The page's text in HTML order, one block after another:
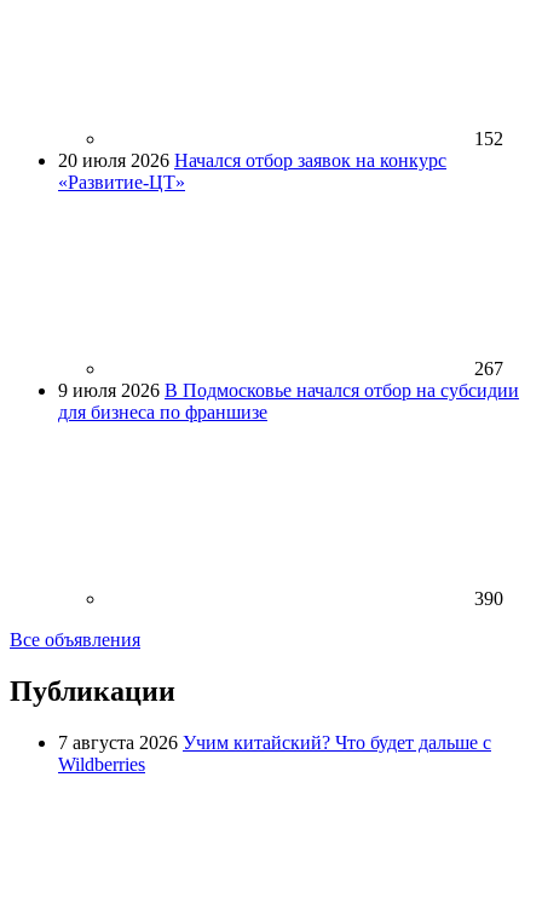
152
20 июля 2026 Начался отбор заявок на конкурс
«Развитие-ЦТ»
267
9 июля 2026 В Подмосковье начался отбор на субсидии
для бизнеса по франшизе
390
Все объявления
Публикации
7 августа 2026 Учим китайский? Что будет дальше с
Wildberries